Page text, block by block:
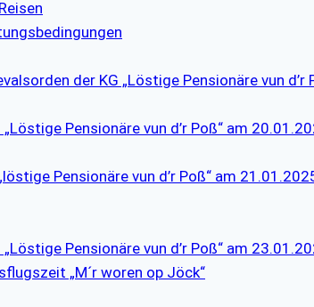
der KG „Löstige Pensionäre vun d’r
Pensionäre vun d’r Poß“ am
Pensionäre vun d’r Poß“ am
Pensionäre vun d’r Poß“ am
„M´r woren op Jöck“